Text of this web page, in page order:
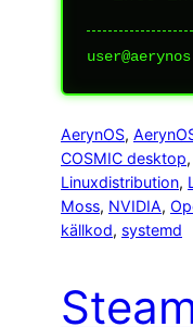
AerynOS,
COSMIC desktop,
Linuxdistribution,
Moss, NVIDIA,
källkod, systemd